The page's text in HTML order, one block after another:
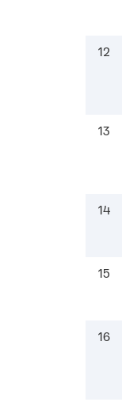
12
13
14
15
16